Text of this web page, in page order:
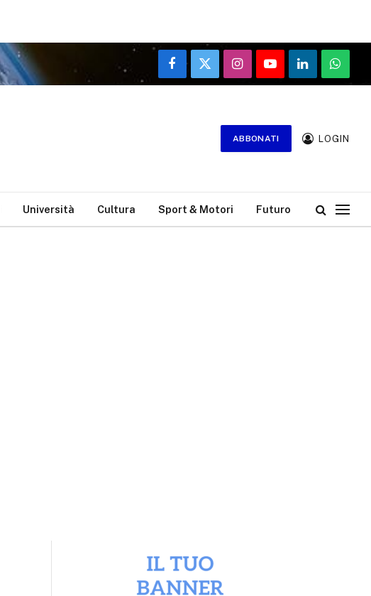
Facebook
X
(Twitter)
InstagramYouTubeLinkedIn
ABBONATI LOGIN
Università Cultura Sport & Motori Futuro